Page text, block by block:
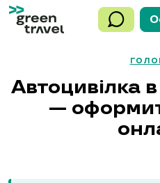
Автоцивілка
—